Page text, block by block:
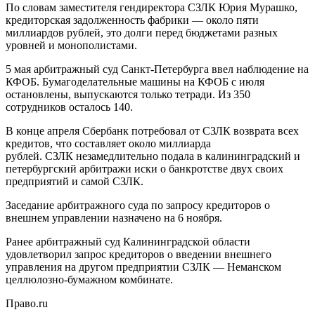
По словам заместителя гендиректора СЗЛК Юрия Мурашко,
кредиторская задолженность фабрики — около пяти
миллиардов рублей, это долги перед бюджетами разных
уровней и монополистами.
5 мая арбитражный суд Санкт-Петербурга ввел наблюдение на
КФОБ. Бумагоделательные машины на КФОБ с июля
остановлены, выпускаются только тетради. Из 350
сотрудников осталось 140.
В конце апреля Сбербанк потребовал от СЗЛК возврата всех
кредитов, что составляет около миллиарда
рублей. СЗЛК незамедлительно подала в калининградский и
петербургский арбитражи иски о банкротстве двух своих
предприятий и самой СЗЛК.
Заседание арбитражного суда по запросу кредиторов о
внешнем управлении назначено на 6 ноября.
Ранее арбитражный суд Калининградской области
удовлетворил запрос кредиторов о введении внешнего
управления на другом предприятии СЗЛК — Неманском
целлюлозно-бумажном комбинате.
Право.ru